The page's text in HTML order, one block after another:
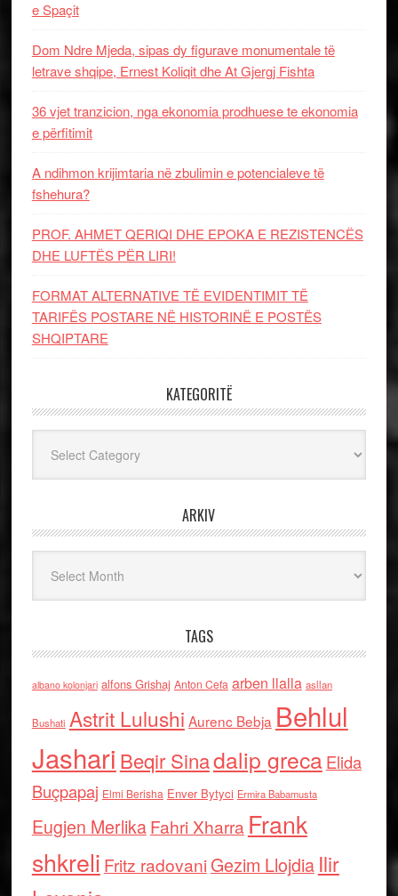
e Spaçit
Dom Ndre Mjeda, sipas dy figurave monumentale të
letrave shqipe, Ernest Koliqit dhe At Gjergj Fishta
36 vjet tranzicion, nga ekonomia prodhuese te ekonomia
e përfitimit
A ndihmon krijimtaria në zbulimin e potencialeve të
fshehura?
PROF. AHMET QERIQI DHE EPOKA E REZISTENCЁS
DHE LUFTЁS PЁR LIRI!
FORMAT ALTERNATIVE TË EVIDENTIMIT TË
TARIFËS POSTARE NË HISTORINË E POSTËS
SHQIPTARE
KATEGORITË
ARKIV
TAGS
albano kolonjari alfons Grishaj Anton Cefa arben llalla asllan
Bushati Astrit Lulushi Aurenc Bebja Behlul
Jashari Beqir Sinadalip grecaElida
Buçpapaj Elmi Berisha Enver Bytyci Ermira Babamusta
Eugjen MerlikaFahri Xharra Frank
shkreli Fritz radovaniGezim Llojdia Ilir